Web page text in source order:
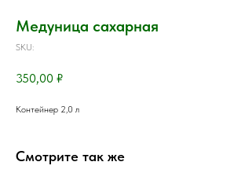
Медуница сахарная
SKU:
350,00 ₽
Контейнер 2,0 л
Смотрите так же